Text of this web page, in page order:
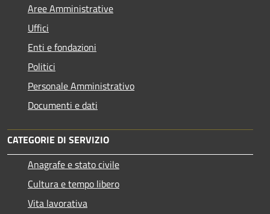
Aree Amministrative
Uffici
Enti e fondazioni
Politici
Personale Amministrativo
Documenti e dati
CATEGORIE DI SERVIZIO
Anagrafe e stato civile
Cultura e tempo libero
Vita lavorativa